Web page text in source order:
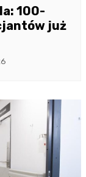
100-
już